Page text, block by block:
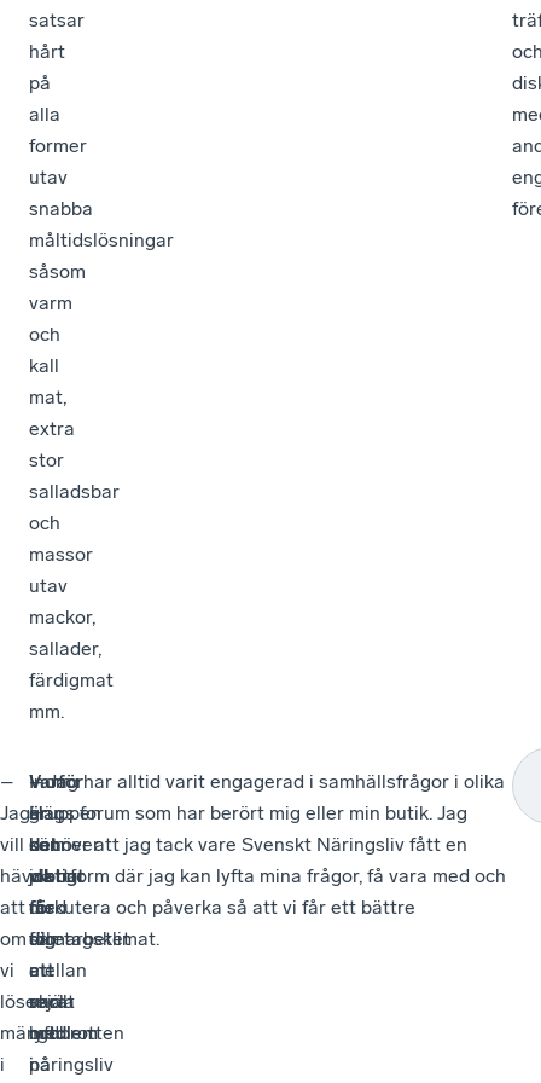
satsar
hårt
på
alla
former
utav
snabba
måltidslösningar
såsom
varm
och
kall
mat,
extra
stor
salladsbar
och
massor
utav
mackor,
sallader,
färdigmat
mm.
–
Jag
vill
hävda
att
om
vi
löser
mängdbrotten
i
Inom
gruppen
som
jobbar
med
samarbetet
mellan
skola
och
näringsliv
–
Här
behöver
vi
få
till
ett
rejält
lyft
på
Varför
är
det
viktigt
för
dig
att
vara
medlem
i
– Jag har alltid varit engagerad i samhällsfrågor i olika
slags forum som har berört mig eller min butik. Jag
känner att jag tack vare Svenskt Näringsliv fått en
plattform där jag kan lyfta mina frågor, få vara med och
diskutera och påverka så att vi får ett bättre
företagsklimat.